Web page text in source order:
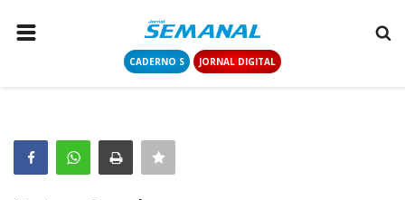
CADERNO S JORNAL DIGITAL
COLUNISTAS
CONTATO